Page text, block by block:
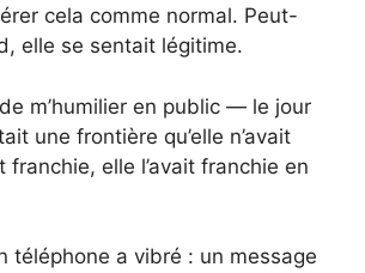
cela comme normal. Peut-
elle se sentait légitime.
m’humilier en public — le jour
une frontière qu’elle n’avait
franchie, elle l’avait franchie en
téléphone a vibré : un message